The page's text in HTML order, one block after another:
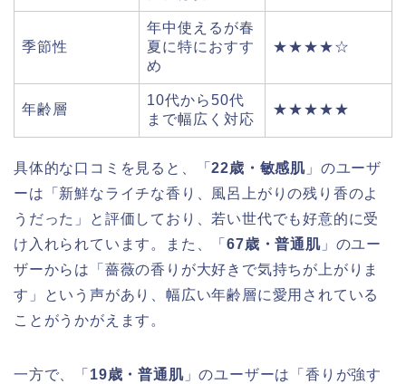
季節性
年中使えるが春
夏に特におすす
め
★★★★☆
年齢層
10代から50代
まで幅広く対応
★★★★★
具体的な口コミを見ると、「22歳・敏感肌 」のユーザ
ーは「新鮮なライチな香り、風呂上がりの残り香のよ
うだった」と評価しており、若い世代でも好意的に受
け入れられています。また、「67歳・普通肌」のユー
ザーからは「薔薇の香りが大好きで気持ちが上がりま
す」という声があり、幅広い年齢層に愛用されている
ことがうかがえます。
一方で、「 19歳・普通肌」のユーザーは「香りが強す